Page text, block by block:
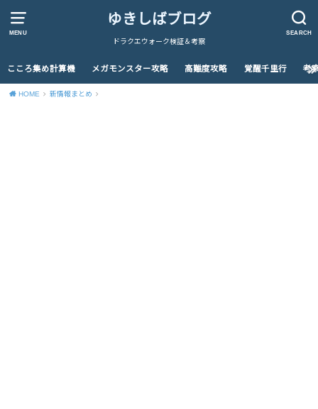
MENU SEARCH
ゆきしばブログ
ドラクエウォーク検証＆考察
こころ集め計算機 メガモンスター攻略 高難度攻略 覚醒千里行 考
HOME 新情報まとめ